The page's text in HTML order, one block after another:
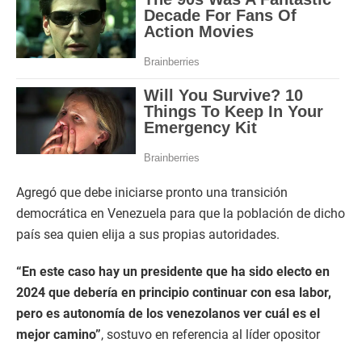
Agregó que debe iniciarse pronto una transición
democrática en Venezuela para que la población de dicho
país sea quien elija a sus propias autoridades.
“En este caso hay un presidente que ha sido electo en
2024 que debería en principio continuar con esa labor,
pero es autonomía de los venezolanos ver cuál es el
mejor camino”, sostuvo en referencia al líder opositor